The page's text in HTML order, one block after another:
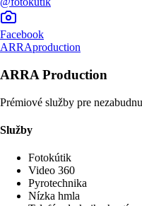
Facebook
ARRAproduction
ARRA Production
Prémiové služby pre
Služby
Fotokútik
Video 360
Pyrotechnika
Nízka hmla